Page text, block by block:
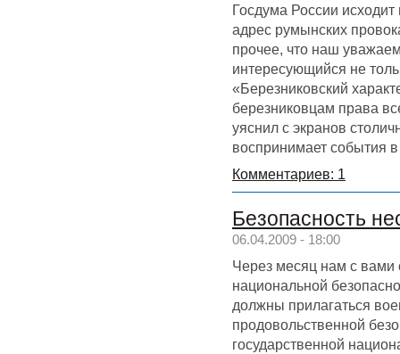
Госдума России
адрес румынских
прочее, что наш
интересующийся не
«Березниковский
березниковцам права
уяснил с экранов
воспринимает события
Комментариев: 1
Безопасность
06.04.2009 - 18:00
Через месяц нам с
национальной
должны прилагаться
продовольственной
государственной